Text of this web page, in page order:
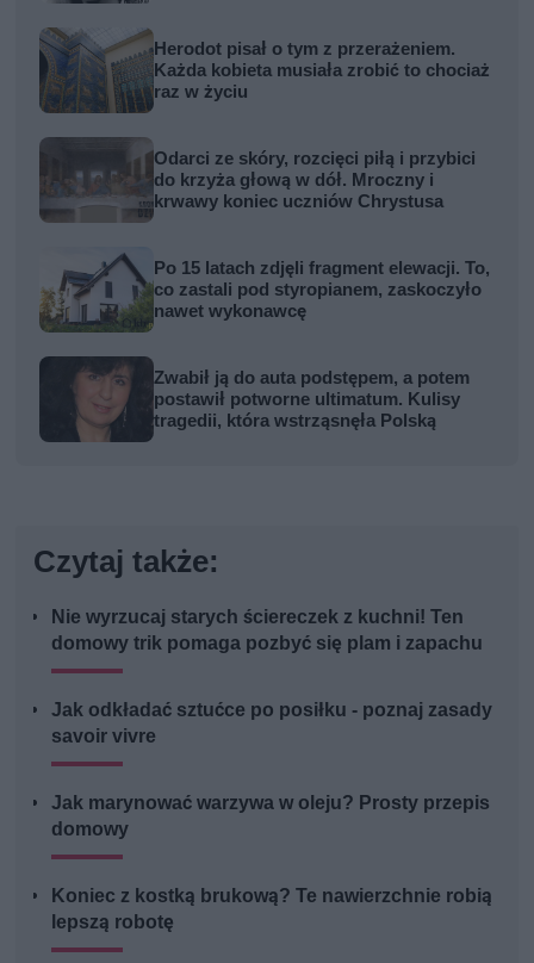
Herodot pisał o tym z przerażeniem.
Każda kobieta musiała zrobić to chociaż
raz w życiu
Odarci ze skóry, rozcięci piłą i przybici
do krzyża głową w dół. Mroczny i
krwawy koniec uczniów Chrystusa
Po 15 latach zdjęli fragment elewacji. To,
co zastali pod styropianem, zaskoczyło
nawet wykonawcę
Zwabił ją do auta podstępem, a potem
postawił potworne ultimatum. Kulisy
tragedii, która wstrząsnęła Polską
Czytaj także:
Nie wyrzucaj starych ściereczek z kuchni! Ten
domowy trik pomaga pozbyć się plam i zapachu
Jak odkładać sztućce po posiłku - poznaj zasady
savoir vivre
Jak marynować warzywa w oleju? Prosty przepis
domowy
Koniec z kostką brukową? Te nawierzchnie robią
lepszą robotę